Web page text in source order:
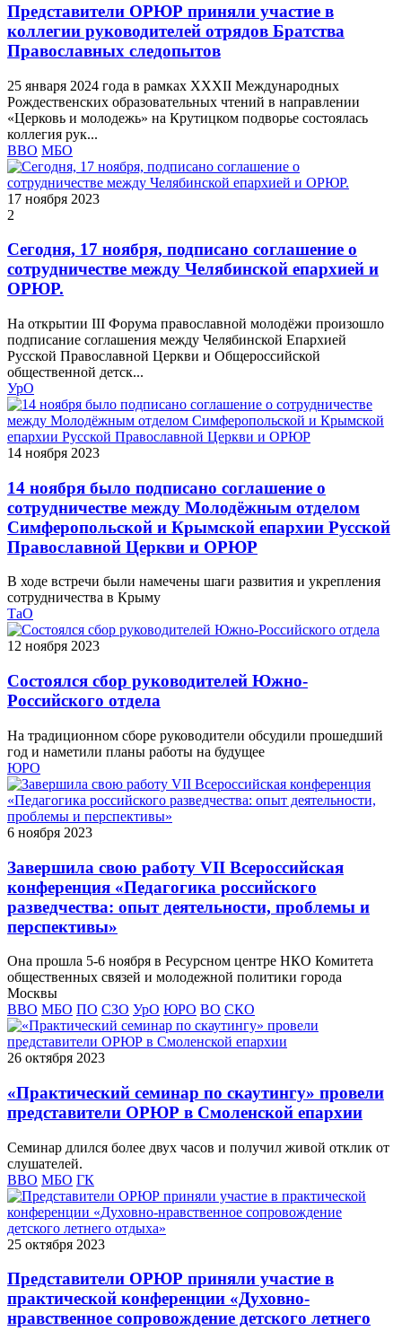
Представители ОРЮР приняли участие в
коллегии руководителей отрядов Братства
Православных следопытов
25 января 2024 года в рамках XXXII Международных
Рождественских образовательных чтений в направлении
«Церковь и молодежь» на Крутицком подворье состоялась
коллегия рук...
ВВО МБО
17 ноября 2023
2
Сегодня, 17 ноября, подписано соглашение о
сотрудничестве между Челябинской епархией и
ОРЮР.
На открытии III Форума православной молодёжи произошло
подписание соглашения между Челябинской Епархией
Русской Православной Церкви и Общероссийской
общественной детск...
УрО
14 ноября 2023
14 ноября было подписано соглашение о
сотрудничестве между Молодёжным отделом
Симферопольской и Крымской епархии Русской
Православной Церкви и ОРЮР
В ходе встречи были намечены шаги развития и укрепления
сотрудничества в Крыму
ТаО
12 ноября 2023
Состоялся сбор руководителей Южно-
Российского отдела
На традиционном сборе руководители обсудили прошедший
год и наметили планы работы на будущее
ЮРО
6 ноября 2023
Завершила свою работу VII Всероссийская
конференция «Педагогика российского
разведчества: опыт деятельности, проблемы и
перспективы»
Она прошла 5-6 ноября в Ресурсном центре НКО Комитета
общественных связей и молодежной политики города
Москвы
ВВО МБО ПО СЗО УрО ЮРО ВО СКО
26 октября 2023
«Практический семинар по скаутингу» провели
представители ОРЮР в Смоленской епархии
Семинар длился более двух часов и получил живой отклик от
слушателей.
ВВО МБО ГК
25 октября 2023
Представители ОРЮР приняли участие в
практической конференции «Духовно-
нравственное сопровождение детского летнего